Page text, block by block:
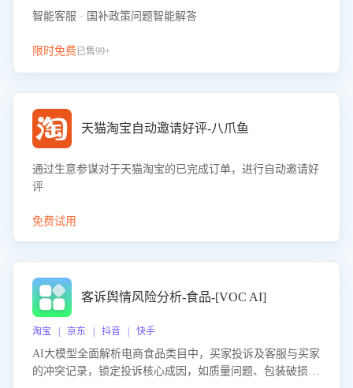
智能客服 · 国补政策问题智能解答
限时免费已售99+
天猫淘宝自动邀请好评-八爪鱼
通过生意参谋对于天猫淘宝的已完成订单，进行自动邀请好
评
免费试用
客诉舆情风险分析-食品-[VOC AI]
淘宝 | 京东 | 抖音 | 快手
AI大模型全面解析电商食品类目中，买家投诉及客服与买家
的冲突记录，锁定投诉核心成因，如质量问题、包装破损